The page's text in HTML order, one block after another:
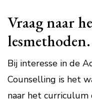
Vraag naar
lesmethoden.
Bij interesse in de
Counselling is het
naar het